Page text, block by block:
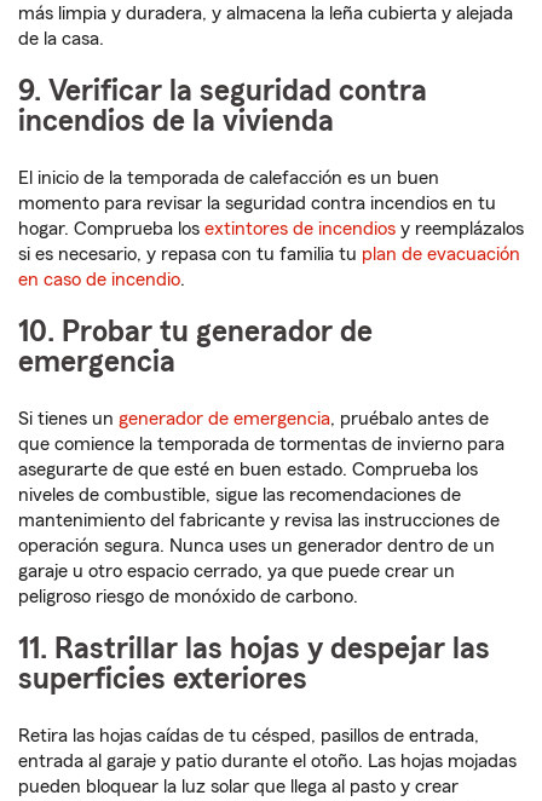
más limpia y duradera, y almacena la leña cubierta y alejada
de la casa.
9. Verificar la seguridad contra
incendios de la vivienda
El inicio de la temporada de calefacción es un buen
momento para revisar la seguridad contra incendios en tu
hogar. Comprueba los extintores de incendios y reemplázalos
si es necesario, y repasa con tu familia tu plan de evacuación
en caso de incendio.
10. Probar tu generador de
emergencia
Si tienes un generador de emergencia, pruébalo antes de
que comience la temporada de tormentas de invierno para
asegurarte de que esté en buen estado. Comprueba los
niveles de combustible, sigue las recomendaciones de
mantenimiento del fabricante y revisa las instrucciones de
operación segura. Nunca uses un generador dentro de un
garaje u otro espacio cerrado, ya que puede crear un
peligroso riesgo de monóxido de carbono.
11. Rastrillar las hojas y despejar las
superficies exteriores
Retira las hojas caídas de tu césped, pasillos de entrada,
entrada al garaje y patio durante el otoño. Las hojas mojadas
pueden bloquear la luz solar que llega al pasto y crear